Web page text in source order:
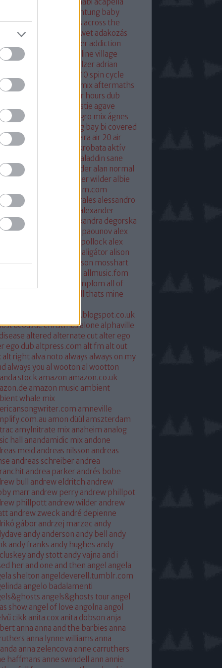
achtung baby
acoustic christmas across the
actress ac wet adakozás
adam weissler addiction
adrenaline
adrenaline village
adrian hielholzer adrian
ae10 spin cycle
afghan surgery mix aftermaths
after hours dub
agatha christie agave
agent orange aggro mix ágnes
ahk toong bay bi covered
berry airto moreira air 20 air
aix les baines akrobata aktív
aladdin sane
alan mcgee alan moulder alan normal
wilder
alber wilder albie
albumism.com
alejandro morales alessandro
alexander kowalski
alexander
alexander ridha
alexandra degorska
savior
alexandre paounov alex
alex pollock alex
aligátor alison
alkohol
allison mosshart
allmusic.com allmusic.fom
all hallows templom all of
all thats mine
acoustic christmasalone alphaville
altered alternate cut alter ego
ego dub altpress.com alt fm alt out
alt right alva noto always always on my
always you al wooton al wootton
stock amazon amazon.co.uk
amazon music ambient
whale mix
amneville
amon düül amszterdam
amylnitrate mix anaheim analog
hall
anandamidic mix andone
meid andreas nilsson andreas
andreas schreiber andrea
andrea parker andrés bobe
bull
andrew eldritch andrew
marr andrew perry andrew phillpot
phillpott andrew wilder andrew
andrew zweck andré depienne
gábor andrzej marzec andy
andy anderson andy bell
andy
andy franks andy hughes andy
andy stott andy vajna and i
her and one and then angel angela
shelton angeldeverell.tumblr.com
angelo badalamenti
angels&ghosts tour angel
show angel of love angolna angol
cikk anita cox anita dobson anja
anna anna and the barbies anna
anna lynne williams anna
anna zelencova anne carruthers
haffmans anne swindell
ann annie